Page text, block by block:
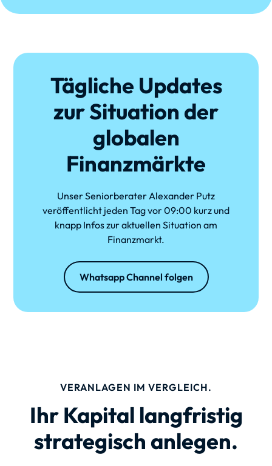
Tägliche Updates
zur Situation der
globalen
Finanzmärkte
Unser Seniorberater Alexander Putz
veröffentlicht jeden Tag vor 09:00 kurz und
knapp Infos zur aktuellen Situation am
Finanzmarkt.
Whatsapp Channel folgen
VERANLAGEN IM VERGLEICH.
Ihr Kapital langfristig
strategisch anlegen.